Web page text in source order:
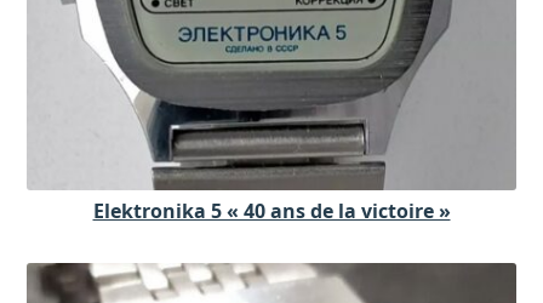
Elektronika 5 « 40 ans de la victoire »